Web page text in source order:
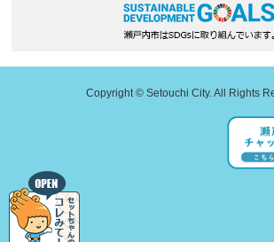
Copyright © Setouchi City. All Rights